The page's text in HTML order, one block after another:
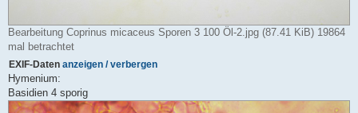
Bearbeitung Coprinus micaceus Sporen 3 100 Öl-2.jpg (87.41 KiB) 19864
mal betrachtet
EXIF-Daten anzeigen / verbergen
Hymenium:
Basidien 4 sporig